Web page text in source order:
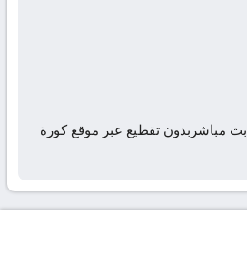
قناة اون تايم سبورت 1 بث مباشربدون تقطيع عبر موقع كورة